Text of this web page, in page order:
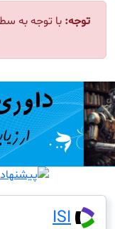
توجه به سطح کاربری